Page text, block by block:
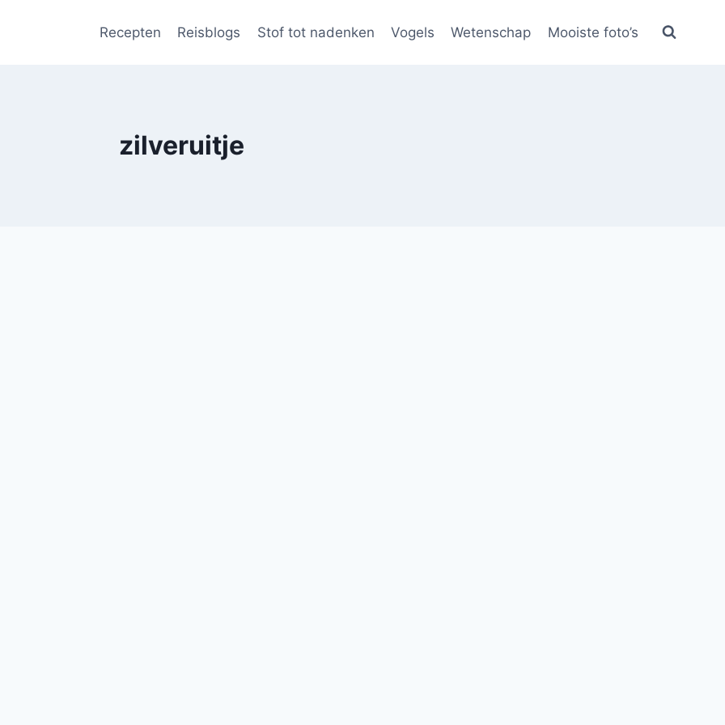
Recepten Reisblogs Stof tot nadenken Vogels Wetenschap Mooiste foto’s
zilveruitje